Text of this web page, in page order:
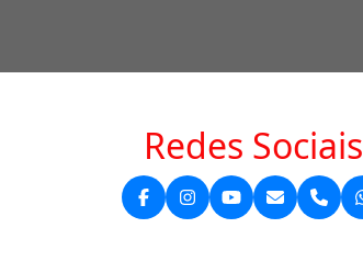
Redes Sociais